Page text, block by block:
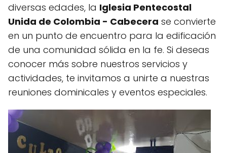
diversas edades, la Iglesia Pentecostal
Unida de Colombia - Cabecera se convierte
en un punto de encuentro para la edificación
de una comunidad sólida en la fe. Si deseas
conocer más sobre nuestros servicios y
actividades, te invitamos a unirte a nuestras
reuniones dominicales y eventos especiales.